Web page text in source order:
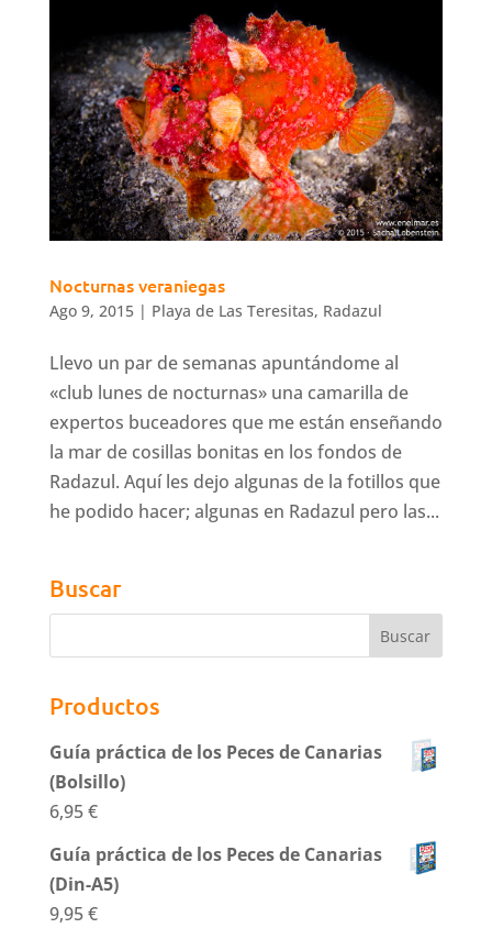
Nocturnas veraniegas
Ago 9, 2015| Playa de Las Teresitas, Radazul
Llevo un par de semanas apuntándome al
«club lunes de nocturnas» una camarilla de
expertos buceadores que me están enseñando
la mar de cosillas bonitas en los fondos de
Radazul. Aquí les dejo algunas de la fotillos que
he podido hacer; algunas en Radazul pero las...
Buscar
Productos
Guía práctica de los Peces de Canarias
(Bolsillo)
6,95€
Guía práctica de los Peces de Canarias
(Din-A5)
9,95€